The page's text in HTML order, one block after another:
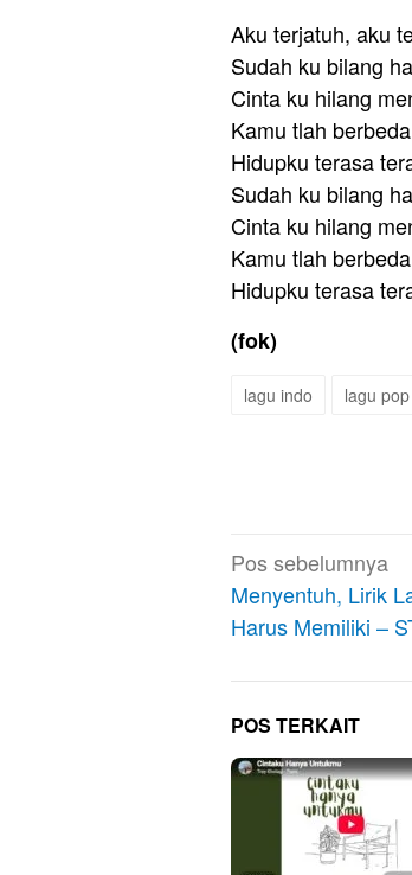
Aku terjatuh, aku
Sudah ku bilang
Cinta ku hilang
Kamu tlah
Hidupku terasa
Sudah ku bilang
Cinta ku hilang
Kamu tlah
Hidupku terasa
(fok)
lagu indo lagu pop
Navigasi
pos
Pos sebelumnya
Menyentuh, Lirik
Harus Memiliki –
POS TERKAIT